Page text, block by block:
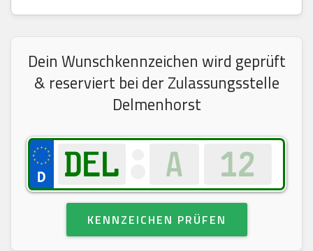
Dein Wunschkennzeichen wird geprüft
& reserviert bei der Zulassungsstelle
Delmenhorst
KENNZEICHEN PRÜFEN